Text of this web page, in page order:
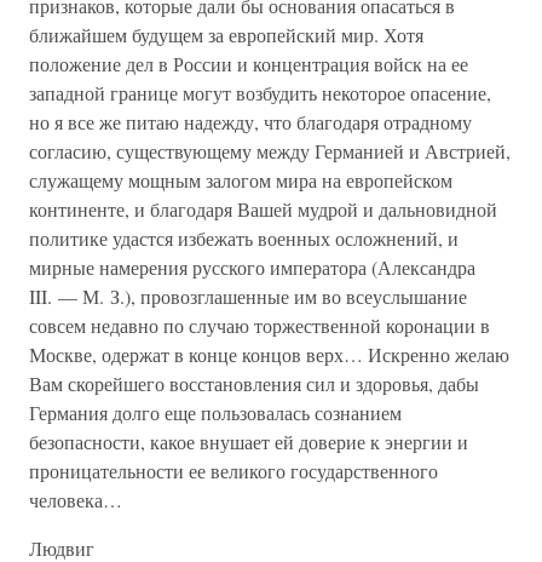
признаков, которые дали бы основания опасаться в
ближайшем будущем за европейский мир. Хотя
положение дел в России и концентрация войск на ее
западной границе могут возбудить некоторое опасение,
но я все же питаю надежду, что благодаря отрадному
согласию, существующему между Германией и Австрией,
служащему мощным залогом мира на европейском
континенте, и благодаря Вашей мудрой и дальновидной
политике удастся избежать военных осложнений, и
мирные намерения русского императора (Александра
III. — М. З.), провозглашенные им во всеуслышание
совсем недавно по случаю торжественной коронации в
Москве, одержат в конце концов верх… Искренно желаю
Вам скорейшего восстановления сил и здоровья, дабы
Германия долго еще пользовалась сознанием
безопасности, какое внушает ей доверие к энергии и
проницательности ее великого государственного
человека…
Людвиг